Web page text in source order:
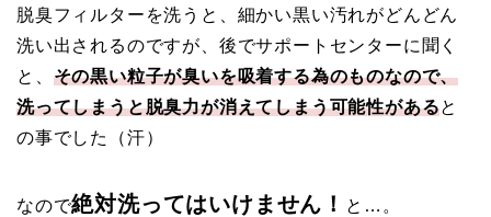
脱臭フィルターを洗うと、細かい黒い汚れがどんどん
洗い出されるのですが、後でサポートセンターに聞く
と、 その黒い粒子が臭いを吸着する為のものなので、
洗ってしまうと脱臭力が消えてしまう可能性があると
の事でした（汗）
なので絶対洗ってはいけません！ と…。